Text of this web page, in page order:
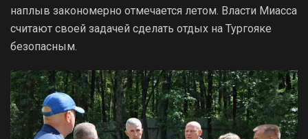
наплыв закономерно отмечается летом. Власти Миасса
считают своей задачей сделать отдых на Тургояке
безопасным.